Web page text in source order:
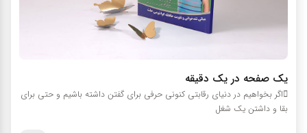
یک صفحه در یک دقیقه
اگر بخواهیم در دنیای رقابتی کنونی حرفی برای گفتن داشته باشیم و حتی برای
بقا و داشتن یک شغل